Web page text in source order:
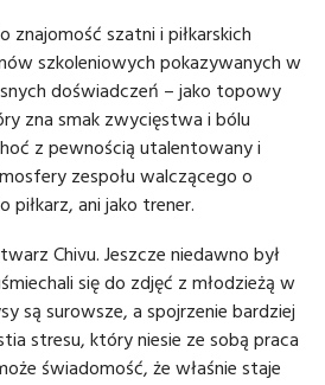
znajomość szatni i piłkarskich
szkoleniowych pokazywanych w
doświadczeń – jako topowy
zna smak zwycięstwa i bólu
z pewnością utalentowany i
zespołu walczącego o
piłkarz, ani jako trener.
Chivu. Jeszcze niedawno był
się do zdjęć z młodzieżą w
są surowsze, a spojrzenie bardziej
stresu, który niesie ze sobą praca
świadomość, że właśnie staje